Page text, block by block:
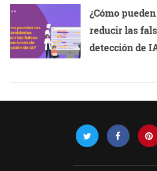
¿Cómo
reducir las
detección de